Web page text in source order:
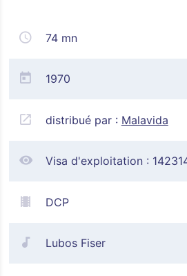
74 mn
1970
distribué par : Malavida
Visa d'exploitation :
DCP
Lubos Fiser